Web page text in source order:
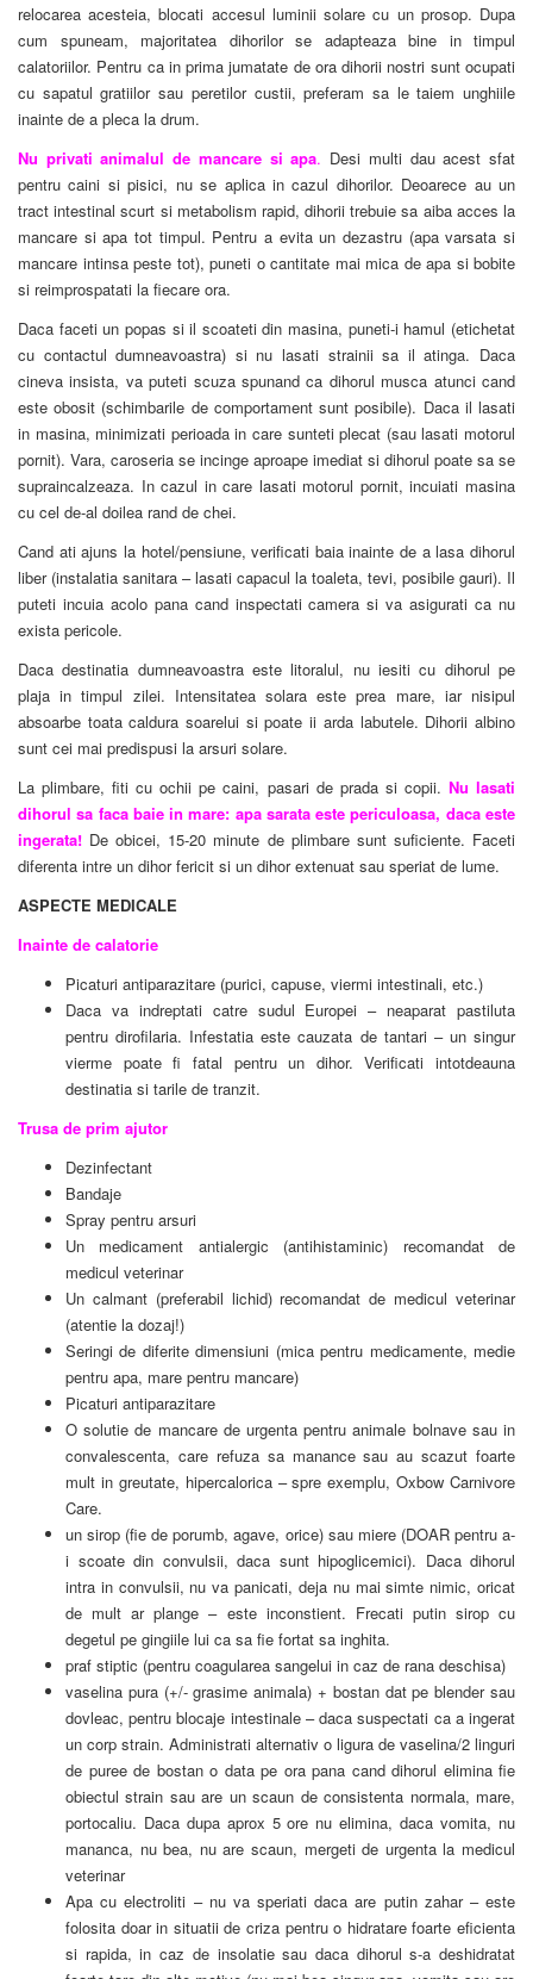
relocarea acesteia, blocati accesul luminii solare cu un prosop. Dupa
cum spuneam, majoritatea dihorilor se adapteaza bine in timpul
calatoriilor. Pentru ca in prima jumatate de ora dihorii nostri sunt ocupati
cu sapatul gratiilor sau peretilor custii, preferam sa le taiem unghiile
inainte de a pleca la drum.
Nu privati animalul de mancare si apa. Desi multi dau acest sfat
pentru caini si pisici, nu se aplica in cazul dihorilor. Deoarece au un
tract intestinal scurt si metabolism rapid, dihorii trebuie sa aiba acces la
mancare si apa tot timpul. Pentru a evita un dezastru (apa varsata si
mancare intinsa peste tot), puneti o cantitate mai mica de apa si bobite
si reimprospatati la fiecare ora.
Daca faceti un popas si il scoateti din masina, puneti-i hamul (etichetat
cu contactul dumneavoastra) si nu lasati strainii sa il atinga. Daca
cineva insista, va puteti scuza spunand ca dihorul musca atunci cand
este obosit (schimbarile de comportament sunt posibile). Daca il lasati
in masina, minimizati perioada in care sunteti plecat (sau lasati motorul
pornit). Vara, caroseria se incinge aproape imediat si dihorul poate sa se
supraincalzeaza. In cazul in care lasati motorul pornit, incuiati masina
cu cel de-al doilea rand de chei.
Cand ati ajuns la hotel/pensiune, verificati baia inainte de a lasa dihorul
liber (instalatia sanitara – lasati capacul la toaleta, tevi, posibile gauri). Il
puteti incuia acolo pana cand inspectati camera si va asigurati ca nu
exista pericole.
Daca destinatia dumneavoastra este litoralul, nu iesiti cu dihorul pe
plaja in timpul zilei. Intensitatea solara este prea mare, iar nisipul
absoarbe toata caldura soarelui si poate ii arda labutele. Dihorii albino
sunt cei mai predispusi la arsuri solare.
La plimbare, fiti cu ochii pe caini, pasari de prada si copii. Nu lasati
dihorul sa faca baie in mare: apa sarata este periculoasa, daca este
ingerata! De obicei, 15-20 minute de plimbare sunt suficiente. Faceti
diferenta intre un dihor fericit si un dihor extenuat sau speriat de lume.
ASPECTE MEDICALE
Inainte de calatorie
Picaturi antiparazitare (purici, capuse, viermi intestinali, etc.)
Daca va indreptati catre sudul Europei – neaparat pastiluta
pentru dirofilaria. Infestatia este cauzata de tantari – un singur
vierme poate fi fatal pentru un dihor. Verificati intotdeauna
destinatia si tarile de tranzit.
Trusa de prim ajutor
Dezinfectant
Bandaje
Spray pentru arsuri
Un medicament antialergic (antihistaminic) recomandat de
medicul veterinar
Un calmant (preferabil lichid) recomandat de medicul veterinar
(atentie la dozaj!)
Seringi de diferite dimensiuni (mica pentru medicamente, medie
pentru apa, mare pentru mancare)
Picaturi antiparazitare
O solutie de mancare de urgenta pentru animale bolnave sau in
convalescenta, care refuza sa manance sau au scazut foarte
mult in greutate, hipercalorica – spre exemplu, Oxbow Carnivore
Care.
un sirop (fie de porumb, agave, orice) sau miere (DOAR pentru a-
i scoate din convulsii, daca sunt hipoglicemici). Daca dihorul
intra in convulsii, nu va panicati, deja nu mai simte nimic, oricat
de mult ar plange – este inconstient. Frecati putin sirop cu
degetul pe gingiile lui ca sa fie fortat sa inghita.
praf stiptic (pentru coagularea sangelui in caz de rana deschisa)
vaselina pura (+/- grasime animala) + bostan dat pe blender sau
dovleac, pentru blocaje intestinale – daca suspectati ca a ingerat
un corp strain. Administrati alternativ o ligura de vaselina/2 linguri
de puree de bostan o data pe ora pana cand dihorul elimina fie
obiectul strain sau are un scaun de consistenta normala, mare,
portocaliu. Daca dupa aprox 5 ore nu elimina, daca vomita, nu
mananca, nu bea, nu are scaun, mergeti de urgenta la medicul
veterinar
Apa cu electroliti – nu va speriati daca are putin zahar – este
folosita doar in situatii de criza pentru o hidratare foarte eficienta
si rapida, in caz de insolatie sau daca dihorul s-a deshidratat